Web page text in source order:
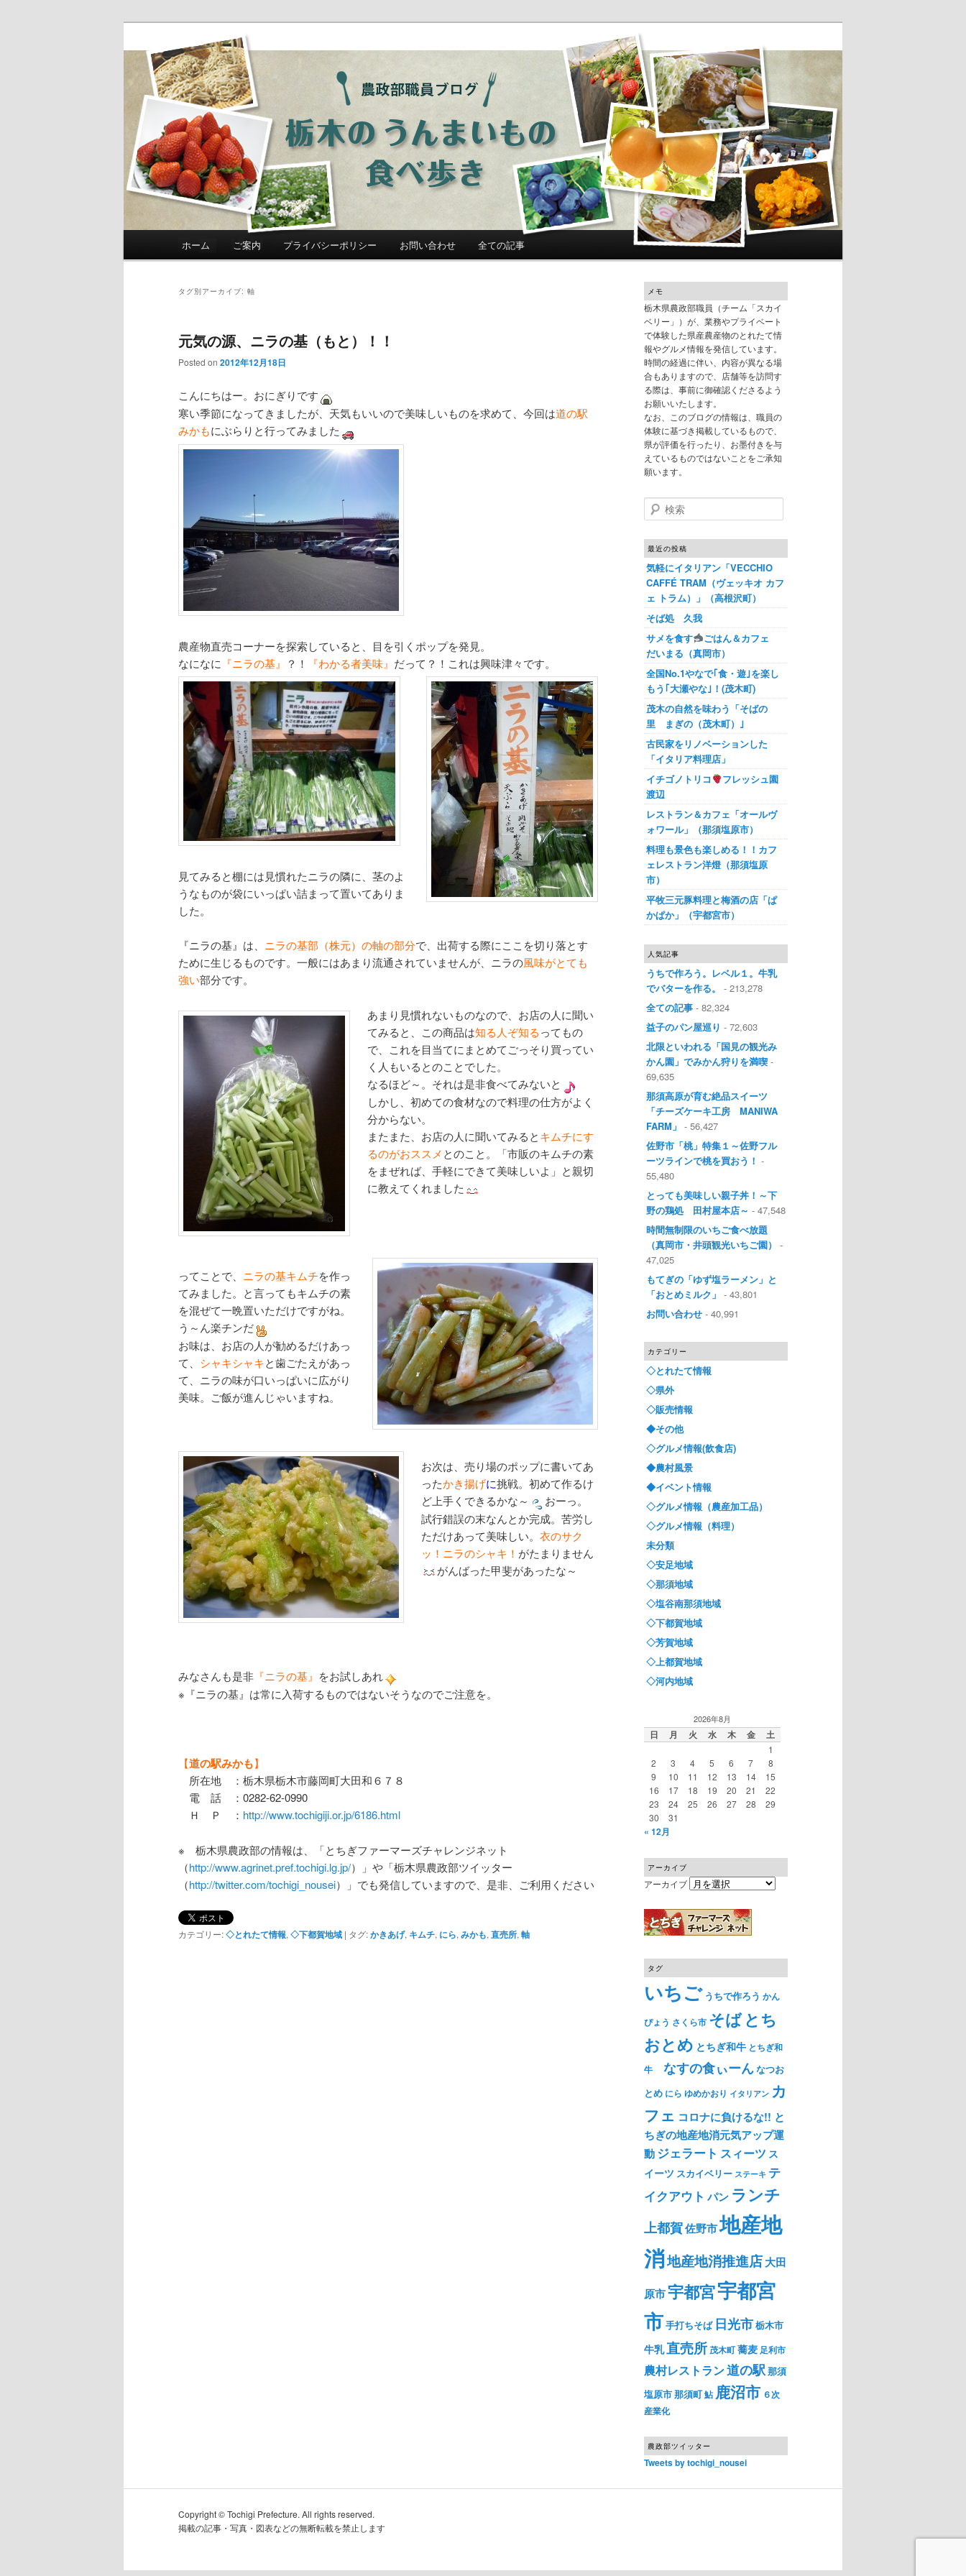
農政部職員ブログ「栃木のうんまいもの食べ歩
き」
メインコンテンツへ移動
サブコンテンツへ移動
ホーム ご案内 プライバシーポリシー お問い合わせ 全ての記事
タグ別アーカイブ: 軸
元気の源、ニラの基（もと）！！
Posted on 2012年12月18日
こんにちはー。おにぎりです
寒い季節になってきましたが、天気もいいので美味しいものを求めて、今回は道の駅
みかもにぶらりと行ってみました
農産物直売コーナーを探索していると、目を引くポップを発見。
なになに 『ニラの基』 ？！ 『わかる者美味』 だって？！これは興味津々です。
見てみると棚には見慣れたニラの隣に、茎のよ
うなものが袋にいっぱい詰まって置いてありま
した。
『ニラの基』 は、 ニラの基部（株元）の軸の部分で、出荷する際にここを切り落とす
ために生じるものです。一般にはあまり流通されていませんが、ニラの風味がとても
強い部分です。
あまり見慣れないものなので、お店の人に聞い
てみると、 この商品は知る人ぞ知るってもの
で、これを目当てにまとめてごっそり買ってい
く人もいるとのことでした。
なるほど～。それは是非食べてみないと
しかし、初めての食材なので料理の仕方がよく
分からない。
またまた、お店の人に聞いてみるとキムチにす
るのがおススメ とのこと。「市販のキムチの素
をまぜれば、手軽にできて美味しいよ」と親切
に教えてくれました
ってことで、 ニラの基キムチを作っ
てみました。と言ってもキムチの素
を混ぜて一晩置いただけですがね。
う～ん楽チンだ
お味は、お店の人が勧めるだけあっ
て、 シャキシャキと歯ごたえがあっ
て、ニラの味が口いっぱいに広がり
美味。ご飯が進んじゃいますね。
お次は、売り場のポップに書いてあ
ったかき揚げに挑戦。初めて作るけ
ど上手くできるかな～
おーっ。
試行錯誤の末なんとか完成。苦労し
ただけあって美味しい。衣のサク
ッ！ニラのシャキ！ がたまりません
がんばった甲斐があったな～
みなさんも是非 『ニラの基』 をお試しあれ
※『ニラの基』は常に入荷するものではないそうなのでご注意を。
【道の駅みかも】
所在地 ：栃木県栃木市藤岡町大田和６７８
電 話 ：0282-62-0990
Ｈ Ｐ ： http://www.tochigiji.or.jp/6186.html
※ 栃木県農政部の情報は、「とちぎファーマーズチャレンジネット
（http://www.agrinet.pref.tochigi.lg.jp/）」や「栃木県農政部ツイッター
（http://twitter.com/tochigi_nousei）」でも発信していますので、是非、ご利用ください
カテゴリー:◇とれたて情報, ◇下都賀地域 | タグ:かきあげ, キムチ, にら, みかも, 直売所, 軸
メモ
栃木県農政部職員（チーム「スカイ
ベリー」）が、業務やプライベート
で体験した県産農産物のとれたて情
報やグルメ情報を発信しています。
時間の経過に伴い、内容が異なる場
合もありますので、店舗等を訪問す
る際は、事前に御確認くださるよう
お願いいたします。
なお、このブログの情報は、職員の
体験に基づき掲載しているもので、
県が評価を行ったり、お墨付きを与
えているものではないことをご承知
願います。
検索
最近の投稿
気軽にイタリアン「VECCHIO
CAFFÉ TRAM（ヴェッキオ カフ
ェ トラム）」（高根沢町）
そば処 久我
サメを食す
ごはん＆カフェ
だいまる（真岡市）
全国No.1やなで｢食・遊｣を楽し
もう｢大瀬やな｣！(茂木町)
茂木の自然を味わう「そばの
里 まぎの（茂木町）｣
古民家をリノベーションした
「イタリア料理店」
イチゴノトリコ
フレッシュ園
渡辺
レストラン＆カフェ「オールヴ
ォワール」（那須塩原市）
料理も景色も楽しめる！！カフ
ェレストラン洋燈（那須塩原
市）
平牧三元豚料理と梅酒の店「ぱ
かぱか」（宇都宮市）
人気記事
うちで作ろう。レベル１。牛乳
でバターを作る。
- 213,278
全ての記事 - 82,324
益子のパン屋巡り - 72,603
北限といわれる「国見の観光み
かん園」でみかん狩りを満喫 -
69,635
那須高原が育む絶品スイーツ
「チーズケーキ工房 MANIWA
FARM」 - 56,427
佐野市「桃」特集１～佐野フル
ーツラインで桃を買おう！ -
55,480
とっても美味しい親子丼！～下
野の鶏処 田村屋本店～ - 47,548
時間無制限のいちご食べ放題
（真岡市・井頭観光いちご園）
-
47,025
もてぎの「ゆず塩ラーメン」と
「おとめミルク」 - 43,801
お問い合わせ - 40,991
カテゴリー
◇とれたて情報
◇県外
◇販売情報
◆その他
◇グルメ情報(飲食店)
◆農村風景
◆イベント情報
◇グルメ情報（農産加工品）
◇グルメ情報（料理）
未分類
◇安足地域
◇那須地域
◇塩谷南那須地域
◇下都賀地域
◇芳賀地域
◇上都賀地域
◇河内地域
2026年8月
日 月 火 水 木 金 土
1
2
3 4 5 6 7
8
9
10 11 12 13 14
15
16
17 18 19 20 21
22
23
24 25 26 27 28
29
30
31
« 12月
アーカイブ
アーカイブ
タグ
いちご うちで作ろう かん
ぴょう さくら市 そばとち
おとめ とちぎ和牛 とちぎ和
牛
なすの食ぃーんなつお
とめ にら ゆめかおり イタリアン カ
フェ コロナに負けるな!! と
ちぎの地産地消元気アップ運
動ジェラート スィーツ ス
イーツ スカイベリー ステーキ テ
イクアウト パン ランチ
上都賀佐野市地産地
消地産地消推進店大田
原市宇都宮宇都宮
市手打ちそば 日光市栃木市
牛乳直売所 茂木町蕎麦 足利市
農村レストラン道の駅那須
塩原市那須町鮎 鹿沼市 ６次
産業化
農政部ツイッター
Tweets by tochigi_nousei
Copyright © Tochigi Prefecture. All rights reserved.
掲載の記事・写真・図表などの無断転載を禁止します